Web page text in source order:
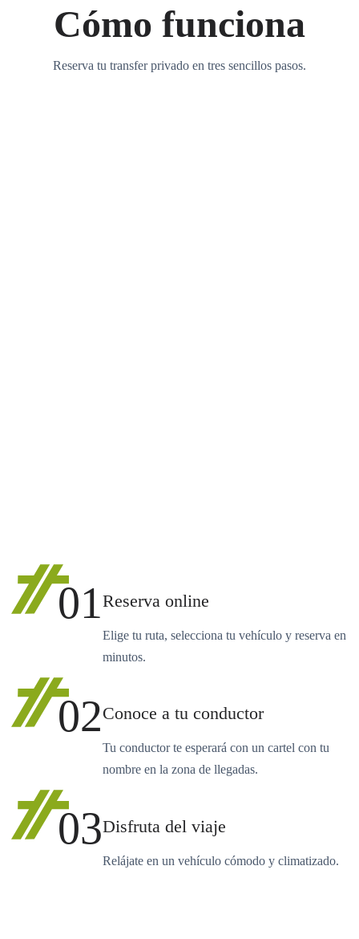
Cómo funciona
Reserva tu transfer privado en tres sencillos pasos.
01Reserva online
Elige tu ruta, selecciona tu vehículo y reserva en
minutos.
02Conoce a tu conductor
Tu conductor te esperará con un cartel con tu
nombre en la zona de llegadas.
03Disfruta del viaje
Relájate en un vehículo cómodo y climatizado.